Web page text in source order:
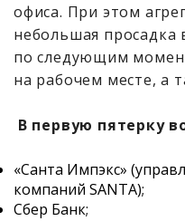
офиса. При этом
небольшая просадка
по следующим
на рабочем месте, а
В первую пятерку
«Санта Импэкс»
компаний SANTA);
Сбер Банк;